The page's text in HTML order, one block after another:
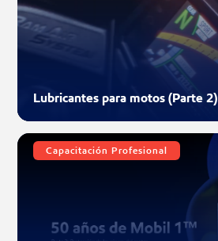
Lubricantes para motos (Parte 2)
Capacitación Profesional